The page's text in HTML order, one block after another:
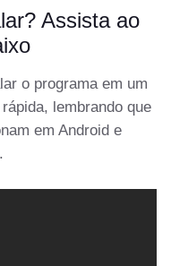
Assista ao
o programa em um
lembrando que
em Android e